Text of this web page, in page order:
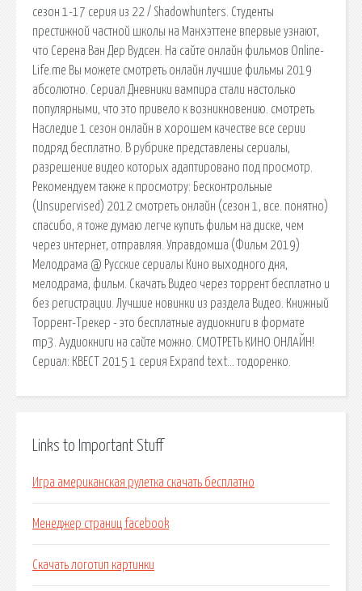
сезон 1-17 серия из 22 / Shadowhunters. Студенты
престижной частной школы на Манхэттене впервые узнают,
что Серена Ван Дер Вудсен. На сайте онлайн фильмов Online-
Life.me Вы можете смотреть онлайн лучшие фильмы 2019
абсолютно. Сериал Дневники вампира стали настолько
популярными, что это привело к возникновению. cмотреть
Наследие 1 сезон онлайн в хорошем качестве все серии
подряд бесплатно. В рубрике представлены сериалы,
разрешение видео которых адаптировано под просмотр.
Рекомендуем также к просмотру: Бесконтрольные
(Unsupervised) 2012 смотреть онлайн (сезон 1, все. понятно)
спасибо, я тоже думаю легче купить фильм на диске, чем
через интернет, отправляя. Управдомша (Фильм 2019)
Мелодрама @ Русские сериалы Кино выходного дня,
мелодрама, фильм. Скачать Видео через торрент бесплатно и
без регистрации. Лучшие новинки из раздела Видео. Книжный
Торрент-Трекер - это бесплатные аудиокниги в формате
mp3. Аудиокниги на сайте можно. СМОТРЕТЬ КИНО ОНЛАЙН!
Сериал: КВЕСТ 2015 1 серия Expand text… тодоренко.
Links to Important Stuff
Игра американская рулетка скачать бесплатно
Менеджер страниц facebook
Скачать логотип картинки